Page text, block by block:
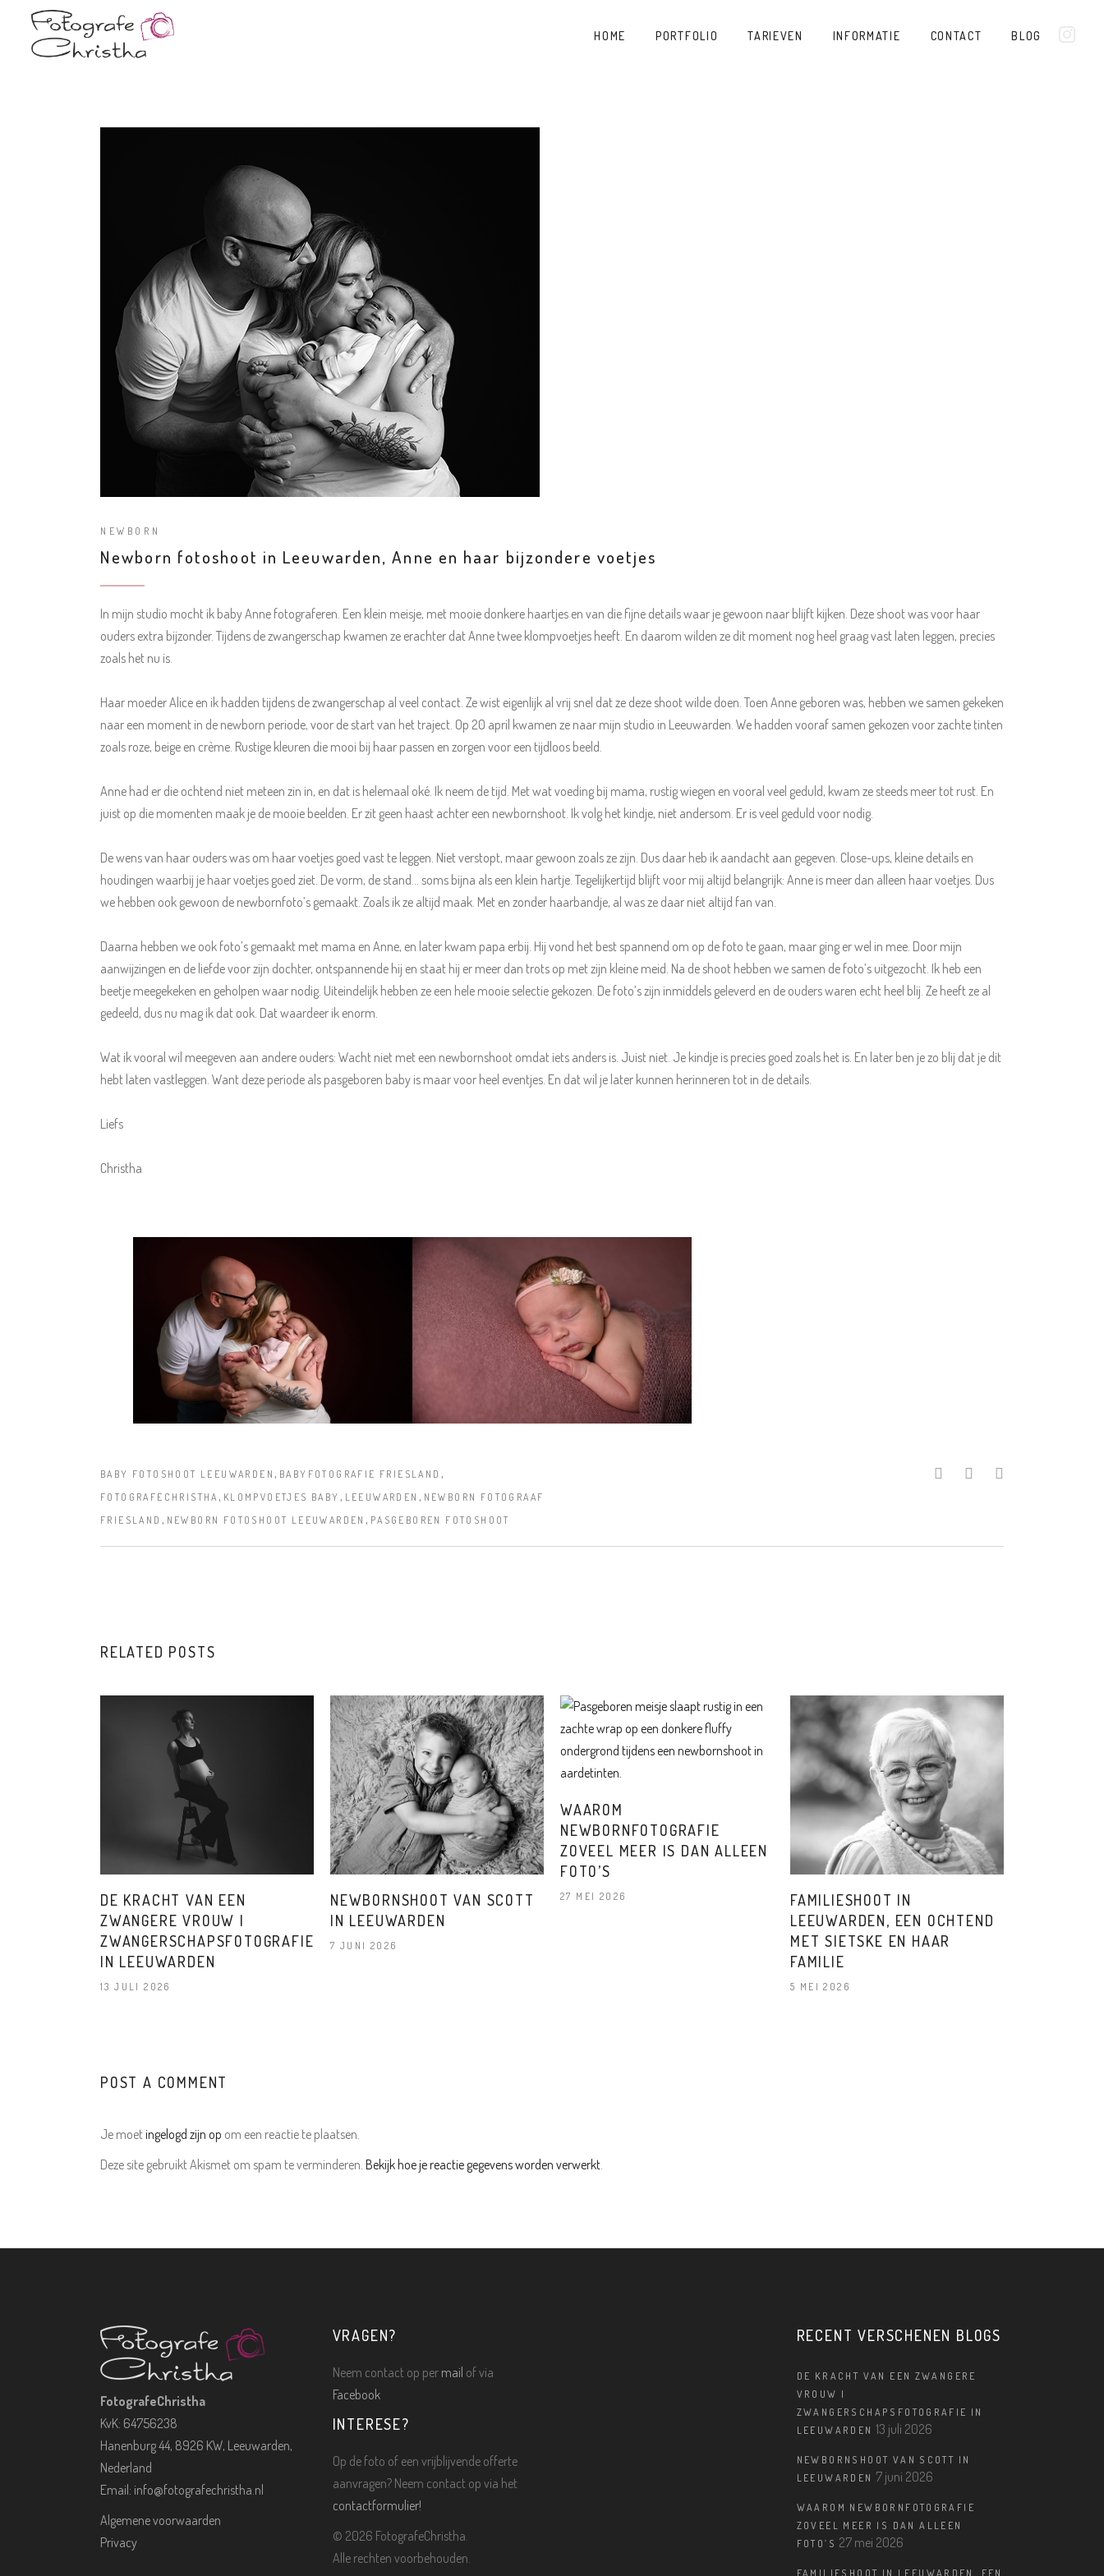
HOME PORTFOLIO TARIEVEN INFORMATIE CONTACT BLOG
NEWBORN
Newborn fotoshoot in Leeuwarden, Anne en haar bijzondere voetjes
In mijn studio mocht ik baby Anne fotograferen. Een klein meisje, met mooie donkere haartjes en van die fijne details waar je gewoon naar blijft kijken. Deze shoot was voor haar
ouders extra bijzonder. Tijdens de zwangerschap kwamen ze erachter dat Anne twee klompvoetjes heeft. En daarom wilden ze dit moment nog heel graag vast laten leggen, precies
zoals het nu is.
Haar moeder Alice en ik hadden tijdens de zwangerschap al veel contact. Ze wist eigenlijk al vrij snel dat ze deze shoot wilde doen. Toen Anne geboren was, hebben we samen gekeken
naar een moment in de newborn periode, voor de start van het traject. Op 20 april kwamen ze naar mijn studio in Leeuwarden. We hadden vooraf samen gekozen voor zachte tinten
zoals roze, beige en crème. Rustige kleuren die mooi bij haar passen en zorgen voor een tijdloos beeld.
Anne had er die ochtend niet meteen zin in, en dat is helemaal oké. Ik neem de tijd. Met wat voeding bij mama, rustig wiegen en vooral veel geduld, kwam ze steeds meer tot rust. En
juist op die momenten maak je de mooie beelden. Er zit geen haast achter een newbornshoot. Ik volg het kindje, niet andersom. Er is veel geduld voor nodig.
De wens van haar ouders was om haar voetjes goed vast te leggen. Niet verstopt, maar gewoon zoals ze zijn. Dus daar heb ik aandacht aan gegeven. Close-ups, kleine details en
houdingen waarbij je haar voetjes goed ziet. De vorm, de stand… soms bijna als een klein hartje. Tegelijkertijd blijft voor mij altijd belangrijk: Anne is meer dan alleen haar voetjes. Dus
we hebben ook gewoon de newbornfoto’s gemaakt. Zoals ik ze altijd maak. Met en zonder haarbandje, al was ze daar niet altijd fan van.
Daarna hebben we ook foto’s gemaakt met mama en Anne, en later kwam papa erbij. Hij vond het best spannend om op de foto te gaan, maar ging er wel in mee. Door mijn
aanwijzingen en de liefde voor zijn dochter, ontspannende hij en staat hij er meer dan trots op met zijn kleine meid. Na de shoot hebben we samen de foto’s uitgezocht. Ik heb een
beetje meegekeken en geholpen waar nodig. Uiteindelijk hebben ze een hele mooie selectie gekozen. De foto’s zijn inmiddels geleverd en de ouders waren echt heel blij. Ze heeft ze al
gedeeld, dus nu mag ik dat ook. Dat waardeer ik enorm.
Wat ik vooral wil meegeven aan andere ouders: Wacht niet met een newbornshoot omdat iets anders is. Juist niet. Je kindje is precies goed zoals het is. En later ben je zo blij dat je dit
hebt laten vastleggen. Want deze periode als pasgeboren baby is maar voor heel eventjes. En dat wil je later kunnen herinneren tot in de details.
Liefs
Christha
BABY FOTOSHOOT LEEUWARDEN, BABYFOTOGRAFIE FRIESLAND ,
FOTOGRAFECHRISTHA , KLOMPVOETJES BABY , LEEUWARDEN , NEWBORN FOTOGRAAF
FRIESLAND , NEWBORN FOTOSHOOT LEEUWARDEN , PASGEBOREN FOTOSHOOT
RELATED POSTS
DE KRACHT VAN EEN
ZWANGERE VROUW |
ZWANGERSCHAPSFOTOGRAFIE
IN LEEUWARDEN
13 JULI 2026
NEWBORNSHOOT VAN SCOTT
IN LEEUWARDEN
7 JUNI 2026
WAAROM
NEWBORNFOTOGRAFIE
ZOVEEL MEER IS DAN ALLEEN
FOTO’S
27 MEI 2026
FAMILIESHOOT IN
LEEUWARDEN, EEN OCHTEND
MET SIETSKE EN HAAR
FAMILIE
5 MEI 2026
POST A COMMENT
Je moetingelogd zijn op om een reactie te plaatsen.
Deze site gebruikt Akismet om spam te verminderen. Bekijk hoe je reactie gegevens worden verwerkt.
FotografeChristha
KvK: 64756238
Hanenburg 44, 8926 KW, Leeuwarden,
Nederland
Email: info@fotografechristha.nl
Algemene voorwaarden
Privacy
VRAGEN?
Neem contact op per mail of via
Facebook
INTERESE?
Op de foto of een vrijblijvende offerte
aanvragen? Neem contact op via het
contactformulier!
© 2026 FotografeChristha.
Alle rechten voorbehouden.
RECENT VERSCHENEN BLOGS
DE KRACHT VAN EEN ZWANGERE
VROUW |
ZWANGERSCHAPSFOTOGRAFIE IN
LEEUWARDEN 13 juli 2026
NEWBORNSHOOT VAN SCOTT IN
LEEUWARDEN 7 juni 2026
WAAROM NEWBORNFOTOGRAFIE
ZOVEEL MEER IS DAN ALLEEN
FOTO’S 27 mei 2026
FAMILIESHOOT IN LEEUWARDEN, EEN